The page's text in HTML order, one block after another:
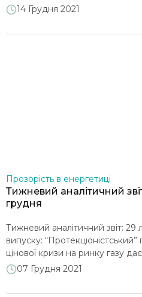
на порталі Energy Map.
електроенергії (+2,1%), при
14 Грудня 2021
Прозорість в енергетиці
Тижневий аналітичний
грудня
Тижневий аналітичний звіт:
випуску:
цінової кризи на ринку газу
побутових споживачів
загрожує припинення
07 Грудня 2021